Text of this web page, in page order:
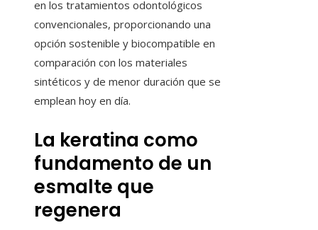
en los tratamientos odontológicos
convencionales, proporcionando una
opción sostenible y biocompatible en
comparación con los materiales
sintéticos y de menor duración que se
emplean hoy en día.
La keratina como
fundamento de un
esmalte que
regenera